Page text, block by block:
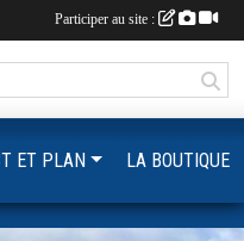
ET PLAN LA BOUTIQUE
Participer au site :